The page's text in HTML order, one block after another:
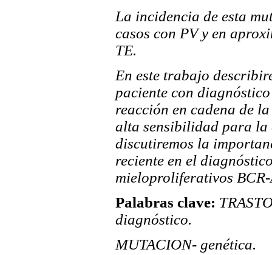
La incidencia de esta
casos con PV y en
TE.
En este trabajo
paciente con
reacción en cadena de
alta sensibilidad para la
discutiremos la
reciente en el
mieloproliferativos
Palabras clave:
diagnóstico.
MUTACION- genética.